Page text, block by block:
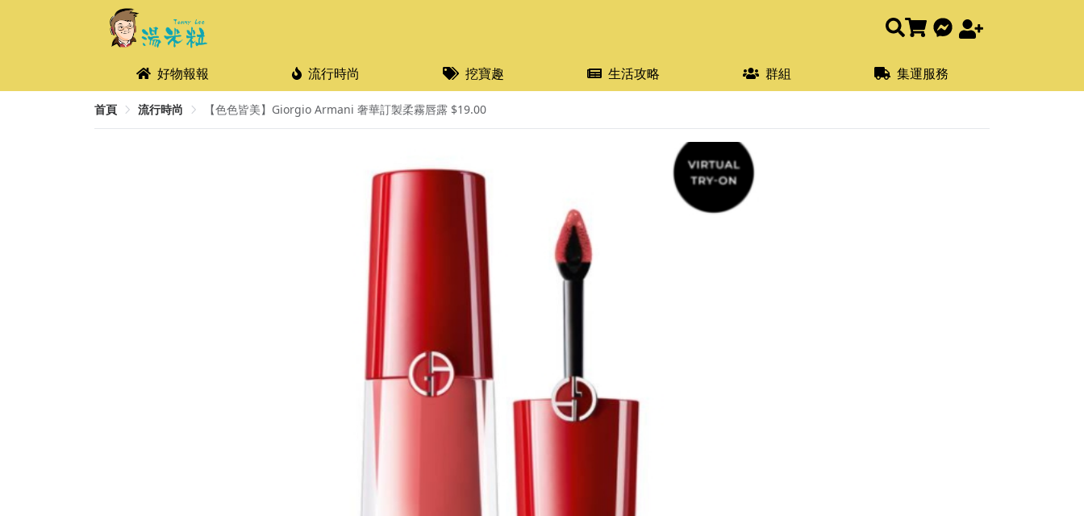
好物報報 流行時尚 挖寶趣 生活攻略 群組 集運服務
首頁 流行時尚 【色色皆美】Giorgio Armani 奢華訂製柔霧唇露 $19.00